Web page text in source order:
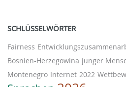
SCHLÜSSELWÖRTER
Fairness
Bosnien-Herzegowina junger
Montenegro Internet 2022